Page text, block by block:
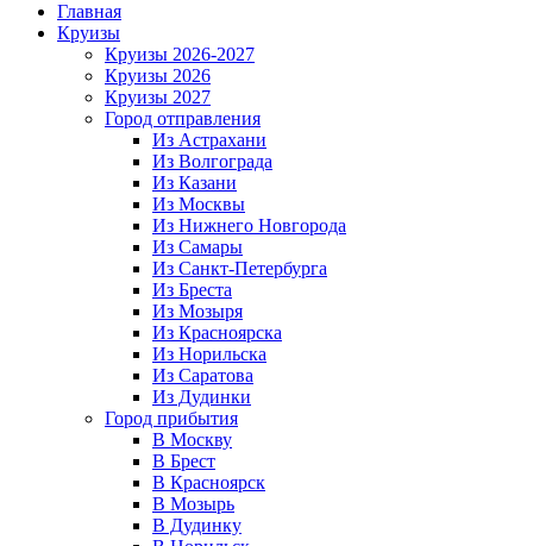
Главная
Круизы
Круизы 2026-2027
Круизы 2026
Круизы 2027
Город отправления
Из Астрахани
Из Волгограда
Из Казани
Из Москвы
Из Нижнего Новгорода
Из Самары
Из Санкт-Петербурга
Из Бреста
Из Мозыря
Из Красноярска
Из Норильска
Из Саратова
Из Дудинки
Город прибытия
В Москву
В Брест
В Красноярск
В Мозырь
В Дудинку